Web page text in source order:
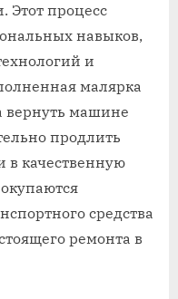
Этот процесс
навыков,
и
малярка
вернуть машине
продлить
в качественную
средства
ремонта в